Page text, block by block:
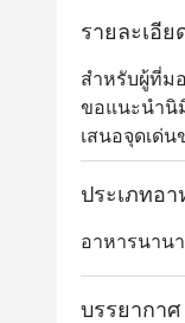
รายละเอีย
สำหรับผู้ที่ม
ขอแนะนำนิ
เสนอจุดเด่
ใคร แนะนำ
เลือกใช้เฉ
ประเภทอา
อาหารนาน
บรรยากาศ